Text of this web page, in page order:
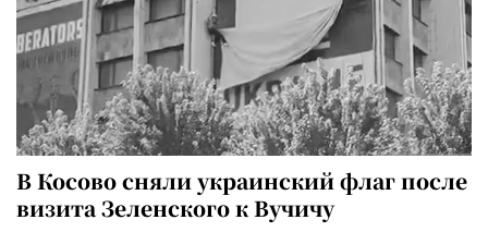
В Косово сняли украинский флаг после
визита Зеленского к Вучичу